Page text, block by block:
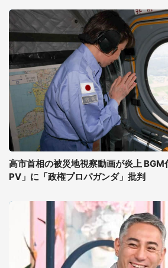
高市首相の被災地視察動画が炎上
PV」に「政権プロパガンダ」批判